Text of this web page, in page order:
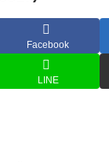
Facebook
LINE